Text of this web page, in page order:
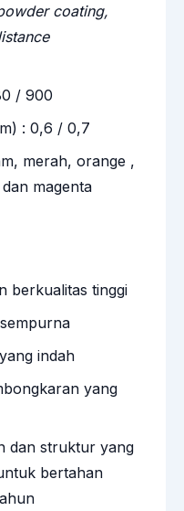
coating,
/ 900
: 0,6 / 0,7
merah, orange ,
magenta
berkualitas tinggi
indah
yang
dan struktur yang
bertahan